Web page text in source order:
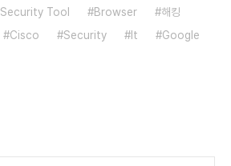
Security Tool Browser
해킹
Cisco Security It
Google